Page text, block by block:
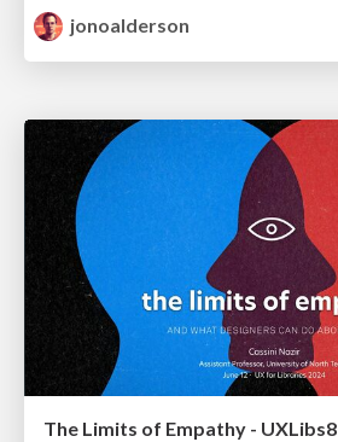
jonoalderson
The Limits of Empathy - UXLibs8